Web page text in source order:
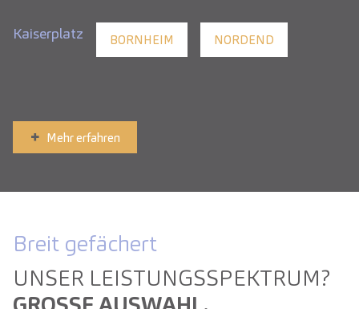
Kaiserplatz BORNHEIM NORDEND
Mehr erfahren
Breit gefächert
UNSER LEISTUNGS­SPEKTRUM?